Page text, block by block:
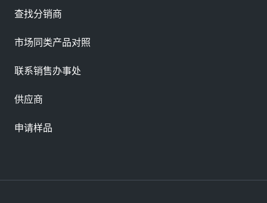
查找分销商
市场同类产品对照
联系销售办事处
供应商
申请样品